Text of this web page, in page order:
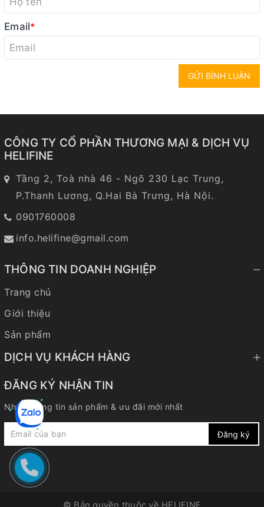
Email*
GỬI BÌNH LUẬN
CÔNG TY CỔ PHẦN THƯƠNG MẠI & DỊCH VỤ
HELIFINE
Tầng 2, Toà nhà 46 - Ngõ 230 Lạc Trung,
P.Thanh Lương, Q.Hai Bà Trưng, Hà Nội.
0901760008
info.helifine@gmail.com
THÔNG TIN DOANH NGHIỆP
Trang chủ
Giới thiệu
Sản phẩm
DỊCH VỤ KHÁCH HÀNG
ĐĂNG KÝ NHẬN TIN
Nhận thông tin sản phẩm & ưu đãi mới nhất
Đăng ký
© Bản quyền thuộc về HELIFINE